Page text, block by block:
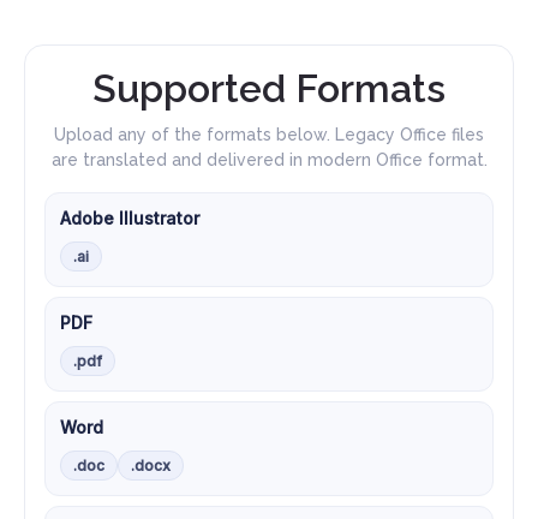
Supported Formats
Upload any of the formats below. Legacy Office files
are translated and delivered in modern Office format.
Adobe Illustrator
.ai
PDF
.pdf
Word
.doc .docx